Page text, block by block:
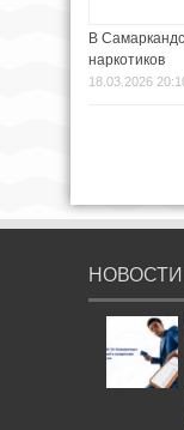
В
наркотиков
18.03.2026